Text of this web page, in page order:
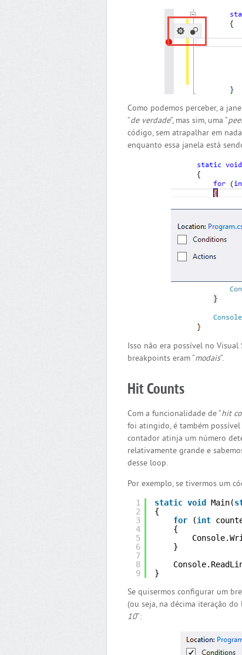
Como podemos perceber, a
“de verdade“, mas sim, uma “
código, sem atrapalhar em
enquanto essa janela está
Isso não era possível no
breakpoints eram “modais“.
Hit Counts
Com a funcionalidade de “hit
foi atingido, é também
contador atinja um número
relativamente grande e
desse loop.
Por exemplo, se tivermos um
1
2
3
4
5
6
7
8
9
static void Main(
{
for
(int
{
}
}
Se quisermos configurar um
(ou seja, na décima iteração
10“: